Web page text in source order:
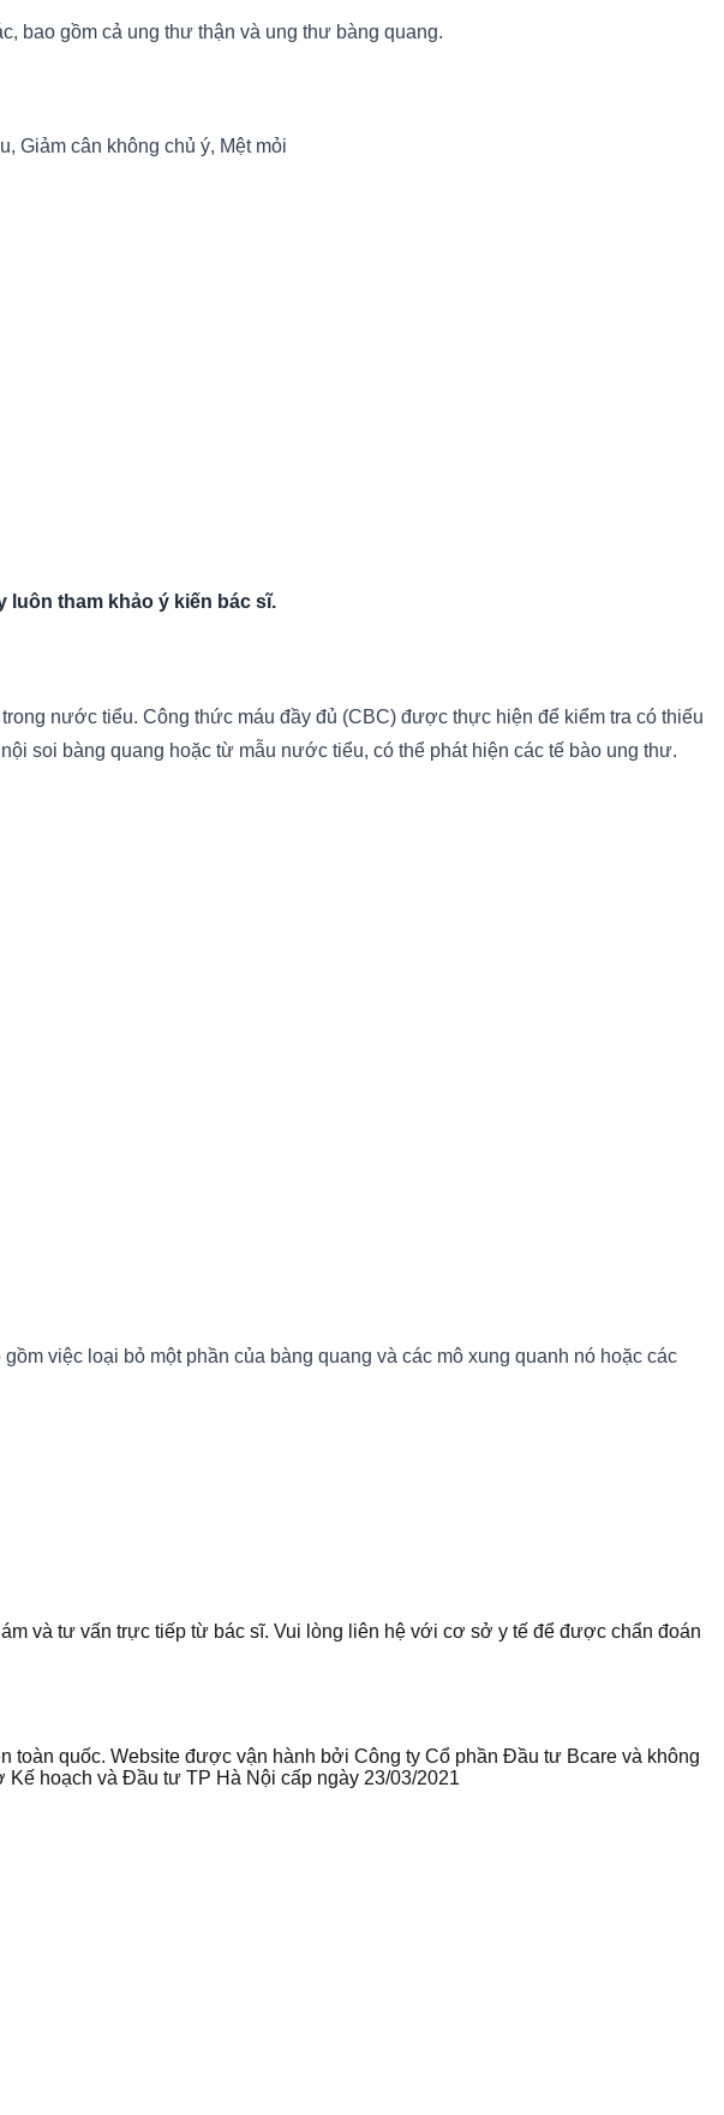
bao gồm cả ung thư thận và ung thư bàng quang.
Giảm cân không chủ ý, Mệt mỏi
luôn tham khảo ý kiến bác sĩ.
nước tiểu. Công thức máu đầy đủ (CBC) được thực hiện để kiểm tra có thiếu
soi bàng quang hoặc từ mẫu nước tiểu, có thể phát hiện các tế bào ung thư.
việc loại bỏ một phần của bàng quang và các mô xung quanh nó hoặc các
và tư vấn trực tiếp từ bác sĩ. Vui lòng liên hệ với cơ sở y tế để được chẩn đoán
quốc. Website được vận hành bởi Công ty Cổ phần Đầu tư Bcare và không
hoạch và Đầu tư TP Hà Nội cấp ngày 23/03/2021